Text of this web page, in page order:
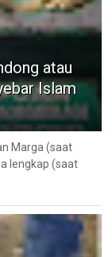
atau
Islam
Marga (saat
lengkap (saat